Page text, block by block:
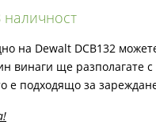
наличност
на Dewalt DCB132
винаги ще разполагате
е подходящо за